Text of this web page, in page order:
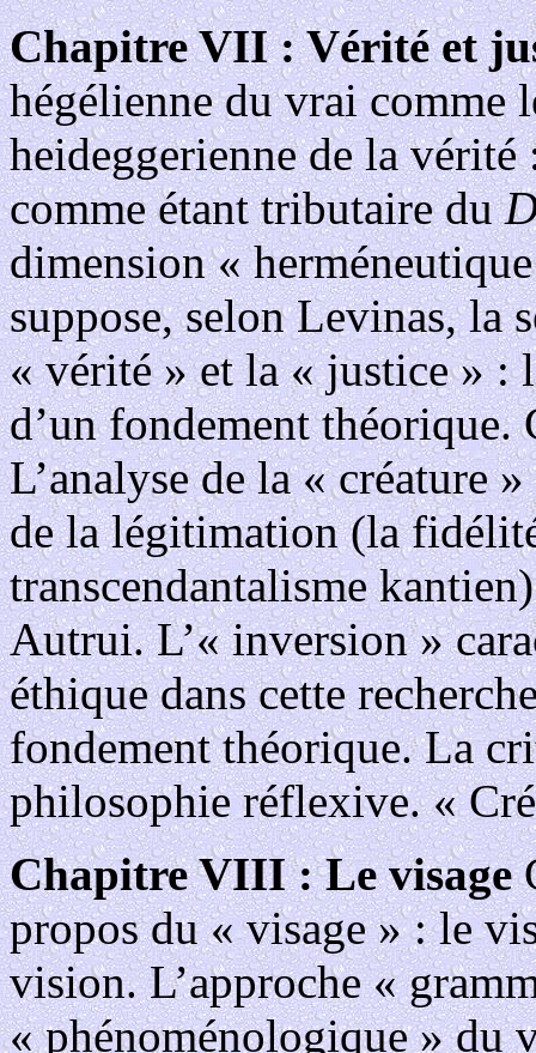
Chapitre VII : Vérité et
hégélienne du vrai comme
heideggerienne de la
comme étant tributaire du
dimension «
suppose, selon Levinas, la
« vérité » et la « justice » :
d’un fondement
L’analyse de la « créature
de la légitimation (la
transcendantalisme
Autrui. L’« inversion »
éthique dans cette
fondement théorique. La
philosophie réflexive. «
Chapitre VIII : Le visage
propos du « visage » : le
vision. L’approche «
« phénoménologique » du